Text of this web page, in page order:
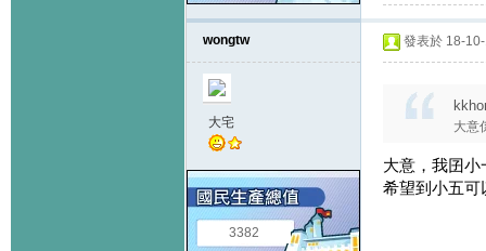
wongtw
大宅
3382
發表於 18-
大意
大意，我囝
希望到小五可